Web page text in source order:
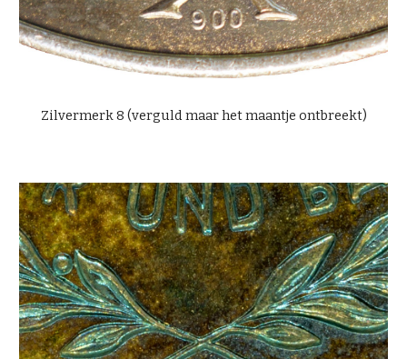
Zilvermerk 8 (verguld maar het maantje ontbreekt)